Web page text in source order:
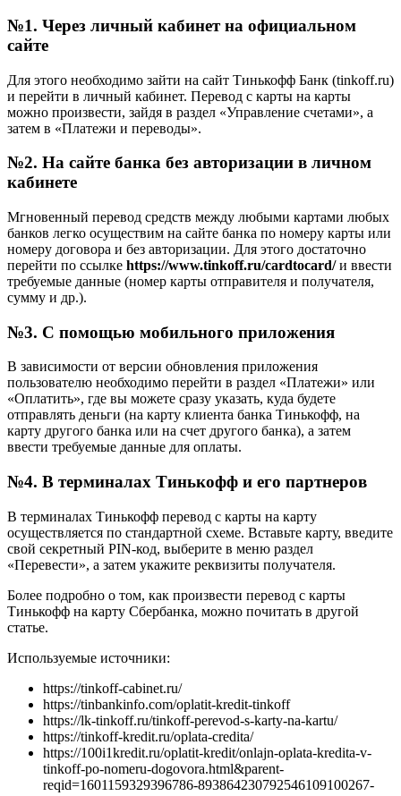
№1. Через личный кабинет на официальном
сайте
Для этого необходимо зайти на сайт Тинькофф Банк (tinkoff.ru)
и перейти в личный кабинет. Перевод с карты на карты
можно произвести, зайдя в раздел «Управление счетами», а
затем в «Платежи и переводы».
№2. На сайте банка без авторизации в личном
кабинете
Мгновенный перевод средств между любыми картами любых
банков легко осуществим на сайте банка по номеру карты или
номеру договора и без авторизации. Для этого достаточно
перейти по ссылке https://www.tinkoff.ru/cardtocard/и ввести
требуемые данные (номер карты отправителя и получателя,
сумму и др.).
№3. С помощью мобильного приложения
В зависимости от версии обновления приложения
пользователю необходимо перейти в раздел «Платежи» или
«Оплатить», где вы можете сразу указать, куда будете
отправлять деньги (на карту клиента банка Тинькофф, на
карту другого банка или на счет другого банка), а затем
ввести требуемые данные для оплаты.
№4. В терминалах Тинькофф и его партнеров
В терминалах Тинькофф перевод с карты на карту
осуществляется по стандартной схеме. Вставьте карту, введите
свой секретный PIN-код, выберите в меню раздел
«Перевести», а затем укажите реквизиты получателя.
Более подробно о том, как произвести перевод с карты
Тинькофф на карту Сбербанка, можно почитать в другой
статье.
Используемые источники:
https://tinkoff-cabinet.ru/
https://tinbankinfo.com/oplatit-kredit-tinkoff
https://lk-tinkoff.ru/tinkoff-perevod-s-karty-na-kartu/
https://tinkoff-kredit.ru/oplata-credita/
https://100i1kredit.ru/oplatit-kredit/onlajn-oplata-kredita-v-
tinkoff-po-nomeru-dogovora.html&parent-
reqid=1601159329396786-893864230792546109100267-